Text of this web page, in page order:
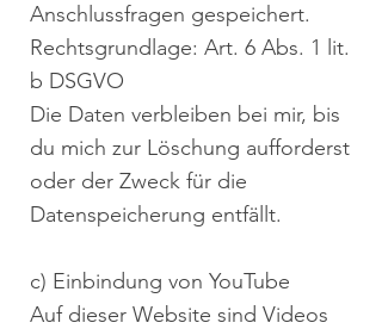
Anschlussfragen gespeichert.
Rechtsgrundlage: Art. 6 Abs. 1 lit.
b DSGVO
Die Daten verbleiben bei mir, bis
du mich zur Löschung aufforderst
oder der Zweck für die
Datenspeicherung entfällt.
c) Einbindung von YouTube
Auf dieser Website sind Videos